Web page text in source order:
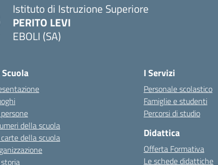
Istituto di Istruzione Superiore
PERITO LEVI
EBOLI (SA)
Scuola
della scuola
della scuola
I Servizi
Personale scolastico
Famiglie e studenti
Percorsi di studio
Didattica
Offerta Formativa
Le schede didattiche